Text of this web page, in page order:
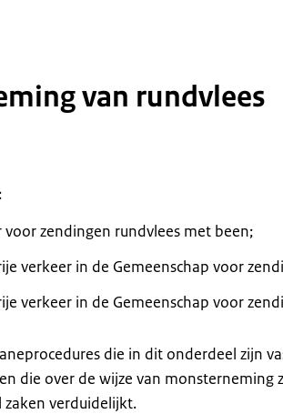
van rundvlees
zendingen rundvlees met been;
verkeer in de Gemeenschap voor
verkeer in de Gemeenschap voor
die in dit onderdeel zijn
die over de wijze van monsterneming
zaken verduidelijkt.